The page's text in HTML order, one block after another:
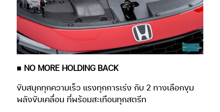
■ NO MORE HOLDING BACK
ขับสนุกทุกความเร็ว แรงทุกการเร่ง กับ 2 ทางเลือกขุม
พลังขับเคลื่อน ที่พร้อมสะเทือนทุกสตรีท